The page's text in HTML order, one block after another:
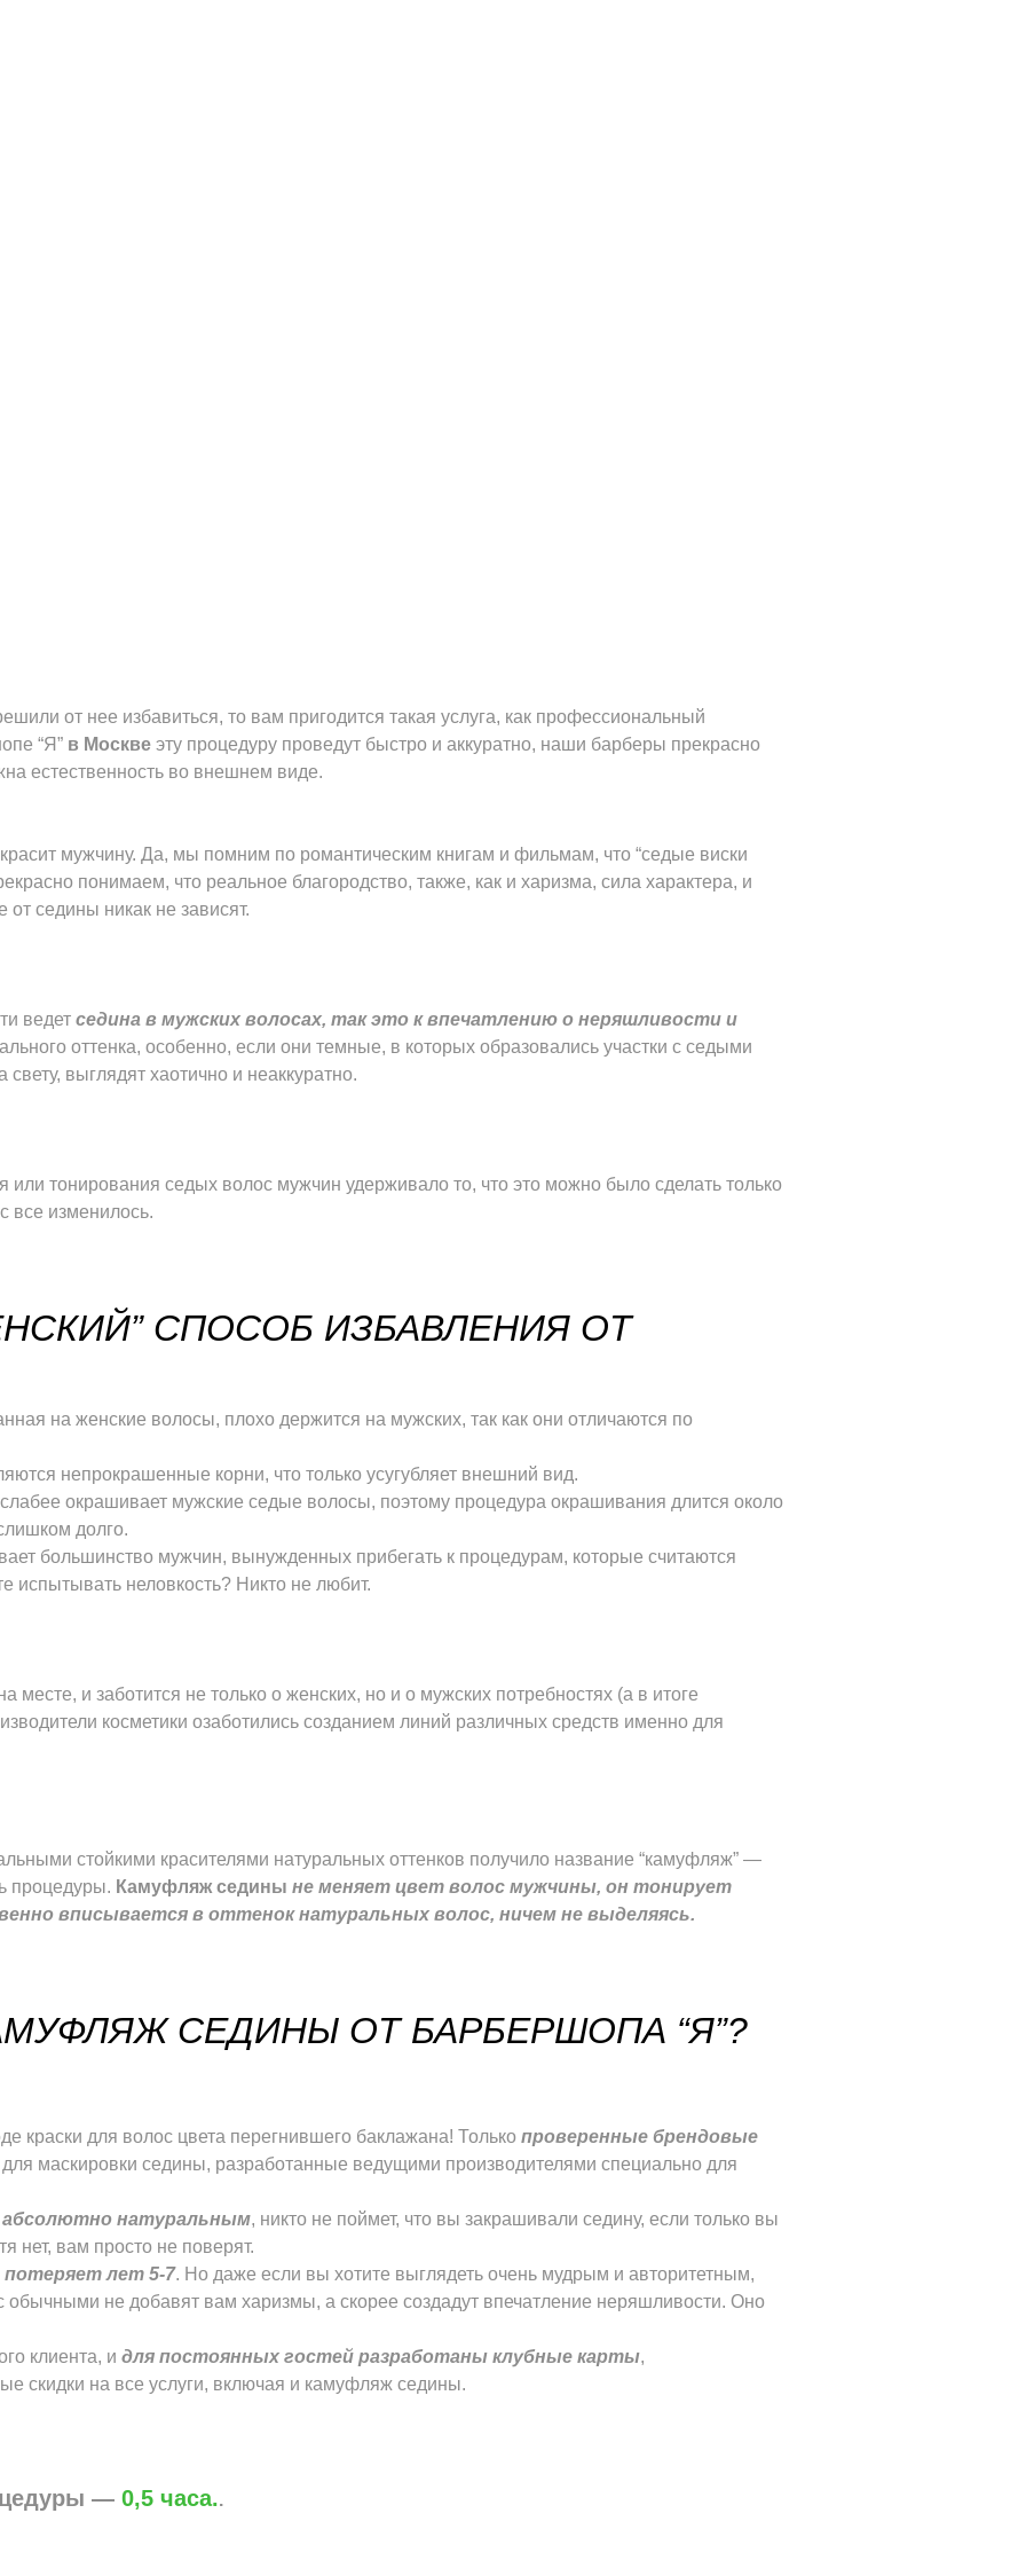
от нее избавиться, то вам пригодится такая услуга, как профессиональный
“Я” в Москве эту процедуру проведут быстро и аккуратно, наши барберы прекрасно
естественность во внешнем виде.
красит мужчину. Да, мы помним по романтическим книгам и фильмам, что “седые виски
понимаем, что реальное благородство, также, как и харизма, сила характера, и
седины никак не зависят.
ведет седина в мужских волосах, так это к впечатлению о неряшливости и
оттенка, особенно, если они темные, в которых образовались участки с седыми
выглядят хаотично и неаккуратно.
тонирования седых волос мужчин удерживало то, что это можно было сделать только
все изменилось.
СПОСОБ ИЗБАВЛЕНИЯ ОТ
на женские волосы, плохо держится на мужских, так как они отличаются по
непрокрашенные корни, что только усугубляет внешний вид.
окрашивает мужские седые волосы, поэтому процедура окрашивания длится около
долго.
большинство мужчин, вынужденных прибегать к процедурам, которые считаются
испытывать неловкость? Никто не любит.
месте, и заботится не только о женских, но и о мужских потребностях (а в итоге
косметики озаботились созданием линий различных средств именно для
стойкими красителями натуральных оттенков получило название “камуфляж” —
процедуры. Камуфляж седины не меняет цвет волос мужчины, он тонирует
вписывается в оттенок натуральных волос, ничем не выделяясь.
СЕДИНЫ ОТ БАРБЕРШОПА “Я”?
краски для волос цвета перегнившего баклажана! Только проверенные брендовые
маскировки седины, разработанные ведущими производителями специально для
натуральным, никто не поймет, что вы закрашивали седину, если только вы
нет, вам просто не поверят.
лет 5-7. Но даже если вы хотите выглядеть очень мудрым и авторитетным,
не добавят вам харизмы, а скорее создадут впечатление неряшливости. Оно
клиента, и для постоянных гостей разработаны клубные карты,
скидки на все услуги, включая и камуфляж седины.
— 0,5 часа..